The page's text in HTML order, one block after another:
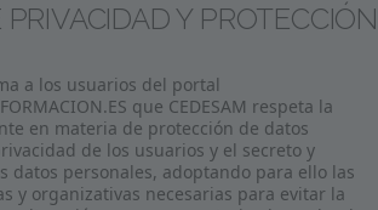
Y PROTECCIÓN
a los usuarios del portal
que CEDESAM respeta la
en materia de protección de datos
de los usuarios y el secreto y
datos personales, adoptando para ello las
y organizativas necesarias para evitar la